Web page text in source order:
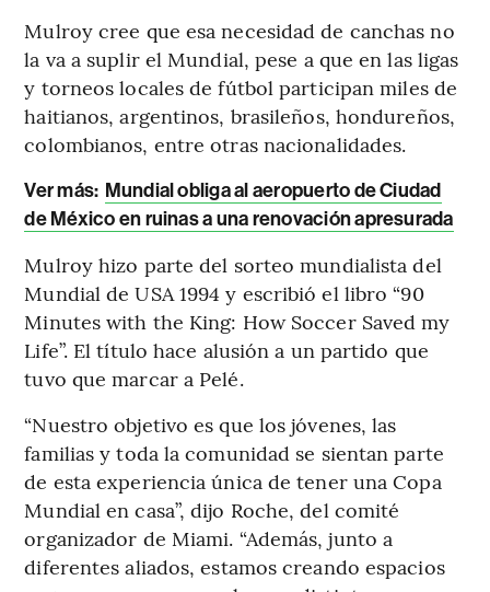
Mulroy cree que esa necesidad de canchas no
la va a suplir el Mundial, pese a que en las ligas
y torneos locales de fútbol participan miles de
haitianos, argentinos, brasileños, hondureños,
colombianos, entre otras nacionalidades.
Ver más: Mundial obliga al aeropuerto de Ciudad
de México en ruinas a una renovación apresurada
Mulroy hizo parte del sorteo mundialista del
Mundial de USA 1994 y escribió el libro “90
Minutes with the King: How Soccer Saved my
Life”. El título hace alusión a un partido que
tuvo que marcar a Pelé.
“Nuestro objetivo es que los jóvenes, las
familias y toda la comunidad se sientan parte
de esta experiencia única de tener una Copa
Mundial en casa”, dijo Roche, del comité
organizador de Miami. “Además, junto a
diferentes aliados, estamos creando espacios